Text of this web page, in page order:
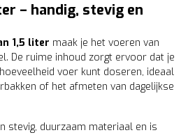
– handig, stevig en
1,5 liter maak je het voeren van
De ruime inhoud zorgt ervoor dat je
voer kunt doseren, ideaal
of het afmeten van dagelijkse
stevig, duurzaam materiaal en is